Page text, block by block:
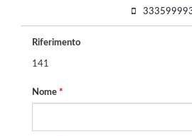
Riferimento
141
Nome *